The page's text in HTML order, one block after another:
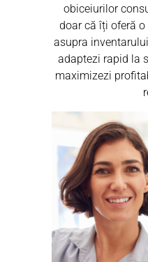
obiceiurilor
doar că îți oferă
asupra
adaptezi rapid la
maximizezi